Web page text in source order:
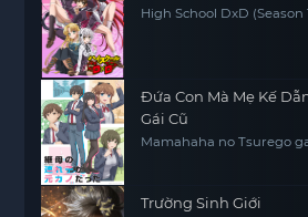
High School DxD (Season
Đứa Con Mà Mẹ Kế
Gái Cũ
Mamahaha no Tsurego
Trường Sinh Giới